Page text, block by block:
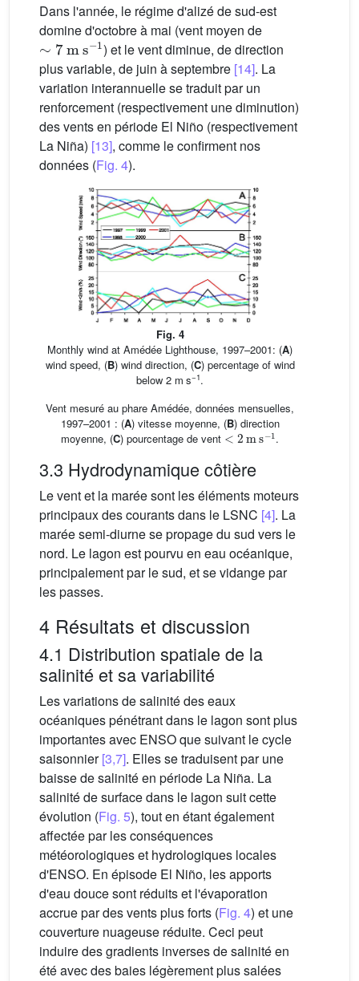
Dans l'année, le régime d'alizé de sud-est
domine d'octobre à mai (vent moyen de
∼7ms−1
) et le vent diminue, de direction
plus variable, de juin à septembre [14]. La
variation interannuelle se traduit par un
renforcement (respectivement une diminution)
des vents en période El Niño (respectivement
La Niña) [13], comme le confirment nos
données (Fig. 4).
Fig. 4
Monthly wind at Amédée Lighthouse, 1997–2001: (A)
wind speed, (B) wind direction, (C) percentage of wind
below 2 m s−1.
Vent mesuré au phare Amédée, données mensuelles,
1997–2001 : (A) vitesse moyenne, (B) direction
moyenne, (C) pourcentage de vent
<2ms−1
.
3.3 Hydrodynamique côtière
Le vent et la marée sont les éléments moteurs
principaux des courants dans le LSNC [4]. La
marée semi-diurne se propage du sud vers le
nord. Le lagon est pourvu en eau océanique,
principalement par le sud, et se vidange par
les passes.
4 Résultats et discussion
4.1 Distribution spatiale de la
salinité et sa variabilité
Les variations de salinité des eaux
océaniques pénétrant dans le lagon sont plus
importantes avec ENSO que suivant le cycle
saisonnier[3,7]. Elles se traduisent par une
baisse de salinité en période La Niña. La
salinité de surface dans le lagon suit cette
évolution (Fig. 5), tout en étant également
affectée par les conséquences
météorologiques et hydrologiques locales
d'ENSO. En épisode El Niño, les apports
d'eau douce sont réduits et l'évaporation
accrue par des vents plus forts (Fig. 4) et une
couverture nuageuse réduite. Ceci peut
induire des gradients inverses de salinité en
été avec des baies légèrement plus salées